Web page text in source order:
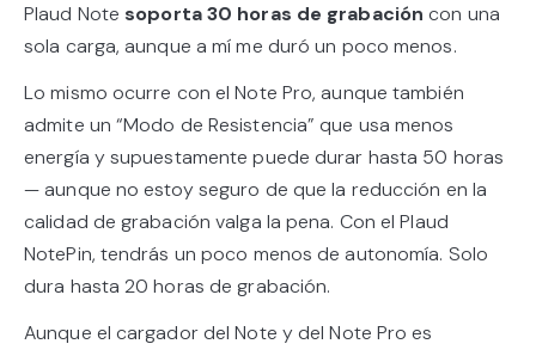
Plaud Note soporta 30 horas de grabación con una
sola carga, aunque a mí me duró un poco menos.
Lo mismo ocurre con el Note Pro, aunque también
admite un “Modo de Resistencia” que usa menos
energía y supuestamente puede durar hasta 50 horas
— aunque no estoy seguro de que la reducción en la
calidad de grabación valga la pena. Con el Plaud
NotePin, tendrás un poco menos de autonomía. Solo
dura hasta 20 horas de grabación.
Aunque el cargador del Note y del Note Pro es